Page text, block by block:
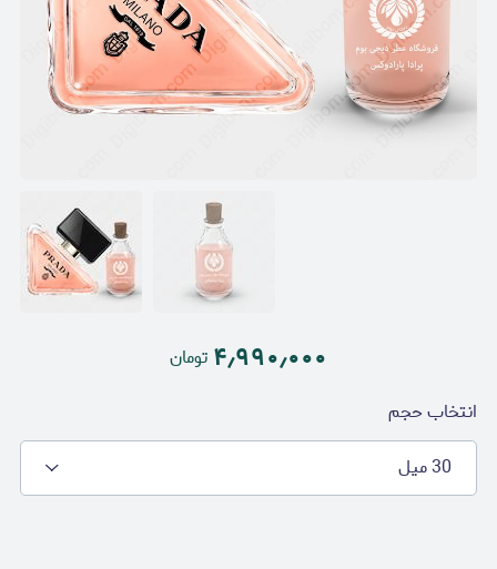
۴٫۹۹۰٫۰۰۰ تومان
انتخاب حجم
30 میل